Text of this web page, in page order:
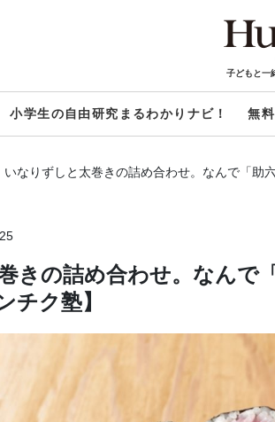
子どもと一
小学生の自由研究まるわかりナビ！ 無
いなりずしと太巻きの詰め合わせ。なんで「助
きの詰め合わせ。なんで
チク塾】